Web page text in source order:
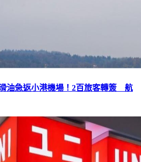
油急返小港機場！2百旅客轉簽 航